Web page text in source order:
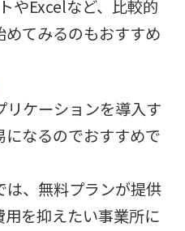
やExcelなど、比較的
てみるのもおすすめ
ケーションを導入す
なるのでおすすめで
は、無料プランが提供
を抑えたい事業所に